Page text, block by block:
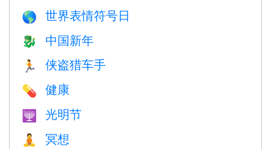
🌎 世界表情符号日
🐉 中国新年
🏃 侠盗猎车手
💊 健康
🕎 光明节
🧘 冥想